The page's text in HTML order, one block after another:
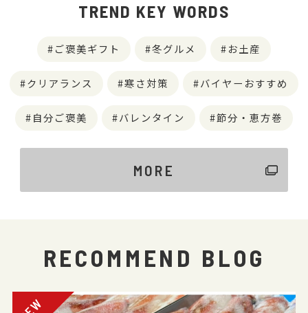
TREND KEY WORDS
ご褒美ギフト 冬グルメ お土産
クリアランス 寒さ対策 バイヤーおすすめ
自分ご褒美 バレンタイン 節分・恵方巻
MORE
RECOMMEND BLOG